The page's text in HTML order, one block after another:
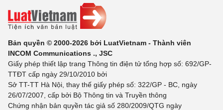
Bản quyền © 2000-2026 bởi LuatVietnam - Thành viên
INCOM Communications ., JSC
Giấy phép thiết lập trang Thông tin điện tử tổng hợp số: 692/GP-
TTĐT cấp ngày 29/10/2010 bởi
Sở TT-TT Hà Nội, thay thế giấy phép số: 322/GP - BC, ngày
26/07/2007, cấp bởi Bộ Thông tin và Truyền thông
Chứng nhận bản quyền tác giả số 280/2009/QTG ngày